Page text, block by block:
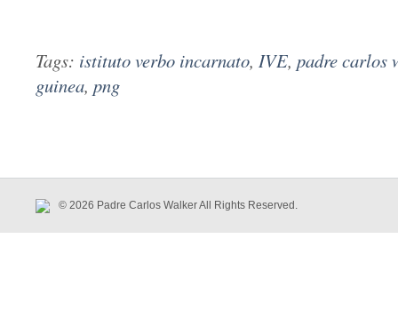
Tags: istituto verbo incarnato, IVE, padre carlos
guinea, png
© 2026 Padre Carlos Walker All Rights Reserved.